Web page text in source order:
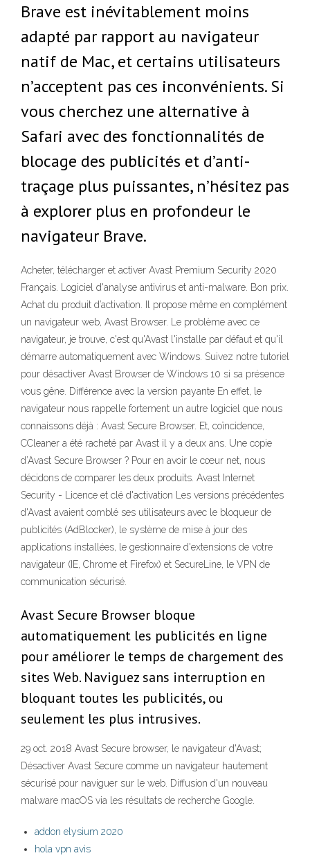
Brave est inévitablement moins
adapté par rapport au navigateur
natif de Mac, et certains utilisateurs
n’acceptent pas ces inconvénients. Si
vous cherchez une alternative à
Safari avec des fonctionnalités de
blocage des publicités et d’anti-
traçage plus puissantes, n’hésitez pas
à explorer plus en profondeur le
navigateur Brave.
Acheter, télécharger et activer Avast Premium Security 2020
Français. Logiciel d'analyse antivirus et anti-malware. Bon prix.
Achat du produit d’activation. Il propose même en complément
un navigateur web, Avast Browser. Le problème avec ce
navigateur, je trouve, c'est qu'Avast l'installe par défaut et qu'il
démarre automatiquement avec Windows. Suivez notre tutoriel
pour désactiver Avast Browser de Windows 10 si sa présence
vous gêne. Différence avec la version payante En effet, le
navigateur nous rappelle fortement un autre logiciel que nous
connaissons déjà : Avast Secure Browser. Et, coïncidence,
CCleaner a été racheté par Avast il y a deux ans. Une copie
d’Avast Secure Browser ? Pour en avoir le cœur net, nous
décidons de comparer les deux produits. Avast Internet
Security - Licence et clé d'activation Les versions précédentes
d'Avast avaient comblé ses utilisateurs avec le bloqueur de
publicités (AdBlocker), le système de mise à jour des
applications installées, le gestionnaire d'extensions de votre
navigateur (IE, Chrome et Firefox) et SecureLine, le VPN de
communication sécurisé.
Avast Secure Browser bloque
automatiquement les publicités en ligne
pour améliorer le temps de chargement des
sites Web. Naviguez sans interruption en
bloquant toutes les publicités, ou
seulement les plus intrusives.
29 oct. 2018 Avast Secure browser, le navigateur d'Avast;
Désactiver Avast Secure comme un navigateur hautement
sécurisé pour naviguer sur le web. Diffusion d'un nouveau
malware macOS via les résultats de recherche Google.
addon elysium 2020
hola vpn avis